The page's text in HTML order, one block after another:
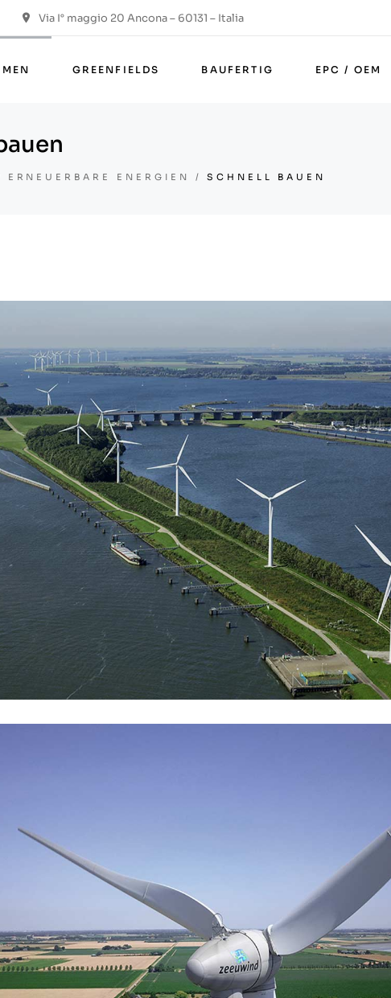
Via I° maggio 20 Ancona – 60131 – Italia
GREENFIELDS BAUFERTIG EPC / OEM
uns
& ESG
ERNEUERBARE ENERGIEN SCHNELL BAUEN